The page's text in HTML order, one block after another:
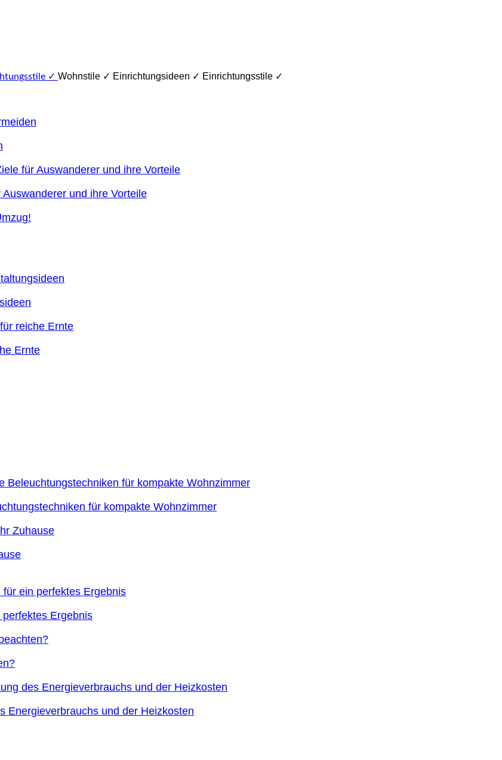
Wohnstile ✓ Einrichtungsideen ✓ Einrichtungsstile ✓
und ihre Vorteile
Ernte
für kompakte Wohnzimmer
Ergebnis
Energieverbrauchs und der Heizkosten